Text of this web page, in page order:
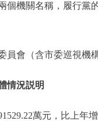
個機關名稱，履行黨
員會（含市委巡視機
情況説明
萬元，比上年